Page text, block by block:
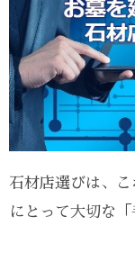
石材店選びは、
にとって大切な「